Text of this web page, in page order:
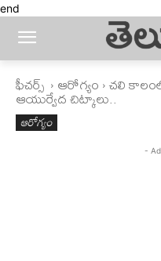
end
ఫీచ‌ర్స్ ‌ ఆరోగ్యం చలి
ఆయుర్వేద చిట్కాలు..
ఆరోగ్యం
-